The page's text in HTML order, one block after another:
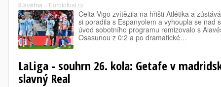
9.května » Eurofotbal.cz
Celta Vigo zvítězila na hřišti Atlétika a
si poradila s Espanyolem a vyhoupla se nad
úvod sobotního programu remizovalo s
Osasunou z 0:2 a po dramatické…
LaLiga - souhrn 26. kola: Getafe v
slavný Real